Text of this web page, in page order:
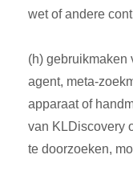
wet of andere
(h) gebruikmaken
agent, meta-
apparaat of
van KLDiscovery
te doorzoeken,